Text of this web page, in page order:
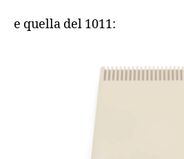
e quella del 1011: